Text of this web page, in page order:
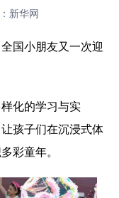
播
人事
线 教育
新华网
国小朋友又一次迎
化的学习与实
孩子们在沉浸式体
彩童年。